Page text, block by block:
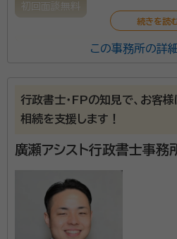
初回面談無料
遺言や成年後見の他、相続財
くご相談に応じます。
この事務所の詳
行政書士・FPの知見で、お客
相続を支援します！
廣瀬アシスト行政書士事務